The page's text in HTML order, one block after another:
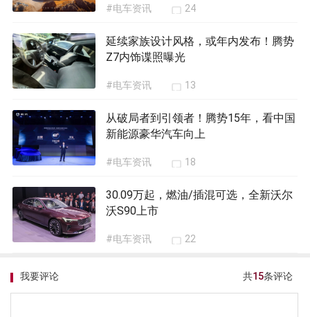
#电车资讯 24
延续家族设计风格，或年内发布！腾势
Z7内饰谍照曝光
#电车资讯 13
从破局者到引领者！腾势15年，看中国
新能源豪华汽车向上
#电车资讯 18
30.09万起，燃油/插混可选，全新沃尔
沃S90上市
#电车资讯 22
共15条评论
我要评论